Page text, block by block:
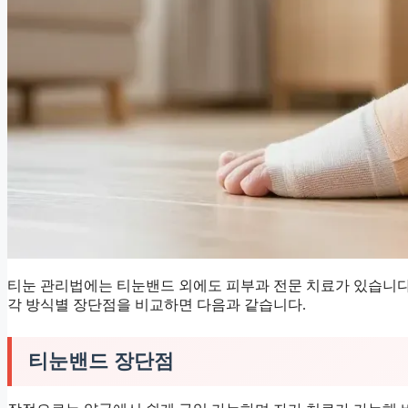
티눈 관리법에는 티눈밴드 외에도 피부과 전문 치료가 있습니
각 방식별 장단점을 비교하면 다음과 같습니다.
티눈밴드 장단점